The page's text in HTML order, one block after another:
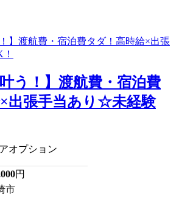
う！】渡航費・宿泊費
出張手当あり☆未経験
オプション
円
市